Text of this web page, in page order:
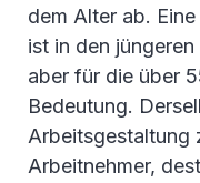
dem Alter ab.
ist in den
aber für die über
Bedeutung.
Arbeitsgestaltung
Arbeitnehmer,